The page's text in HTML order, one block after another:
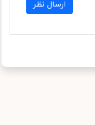
ارسال نظر